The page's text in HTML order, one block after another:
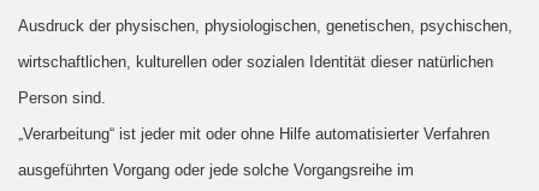
Ausdruck der physischen, physiologischen, genetischen, psychischen,
wirtschaftlichen, kulturellen oder sozialen Identität dieser natürlichen
Person sind.
„Verarbeitung“ ist jeder mit oder ohne Hilfe automatisierter Verfahren
ausgeführten Vorgang oder jede solche Vorgangsreihe im